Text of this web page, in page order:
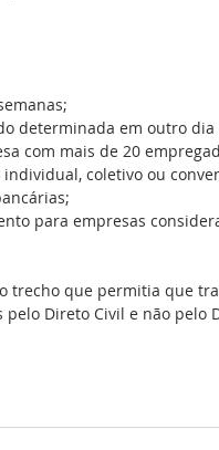
determinada em outro dia
com mais de 20
coletivo ou
para empresas
trecho que permitia que
Direto Civil e não pelo